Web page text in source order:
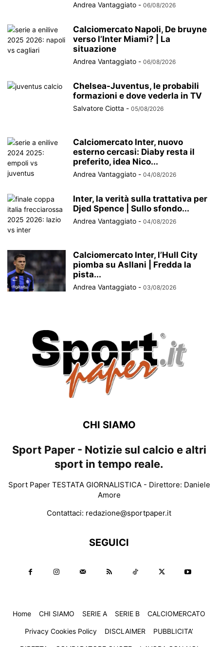
Andrea Vantaggiato - 06/08/2026
Calciomercato Napoli, De bruyne
verso l’Inter Miami? | La
situazione
Andrea Vantaggiato - 06/08/2026
Chelsea-Juventus, le probabili
formazioni e dove vederla in TV
Salvatore Ciotta - 05/08/2026
Calciomercato Inter, nuovo
esterno cercasi: Diaby resta il
preferito, idea Nico...
Andrea Vantaggiato - 04/08/2026
Inter, la verità sulla trattativa per
Djed Spence | Sullo sfondo...
Andrea Vantaggiato - 04/08/2026
Calciomercato Inter, l’Hull City
piomba su Asllani | Fredda la
pista...
Andrea Vantaggiato - 03/08/2026
CHI SIAMO
Sport Paper - Notizie sul calcio e altri
sport in tempo reale.
Sport Paper TESTATA GIORNALISTICA - Direttore: Daniele
Amore
Contattaci: redazione@sportpaper.it
SEGUICI
Home CHI SIAMO SERIE A SERIE B CALCIOMERCATO
Privacy Cookies Policy DISCLAIMER PUBBLICITA’